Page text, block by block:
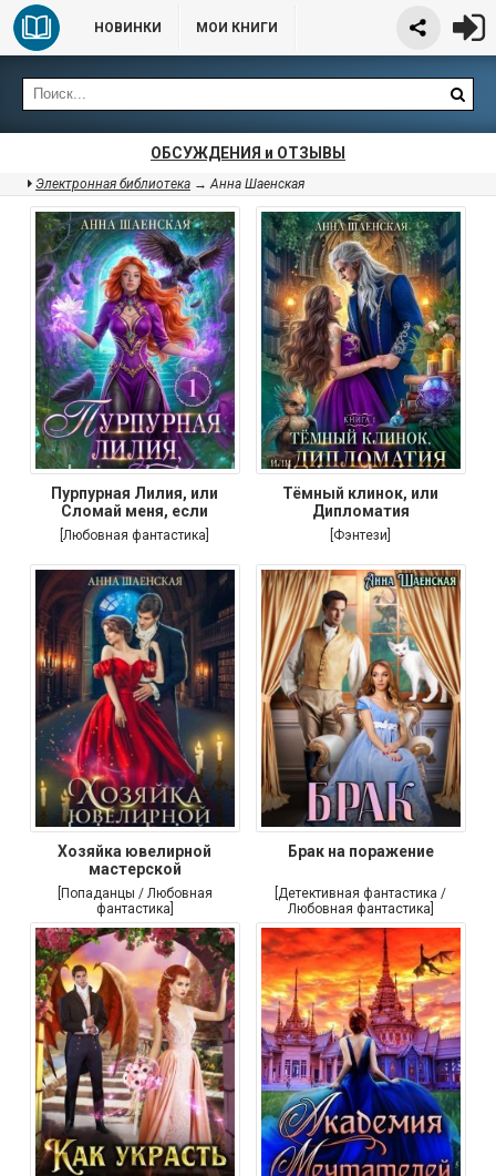
НОВИНКИ МОИ КНИГИ
ОБСУЖДЕНИЯ и ОТЗЫВЫ
Электронная библиотека → Анна Шаенская
Пурпурная Лилия, или
Сломай меня, если
[Любовная фантастика]
Тёмный клинок, или
Дипломатия
[Фэнтези]
Хозяйка ювелирной
мастерской
[Попаданцы / Любовная
фантастика]
Брак на поражение
[Детективная фантастика /
Любовная фантастика]